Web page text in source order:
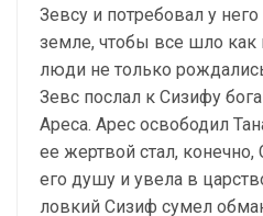
Зевсу и потребовал у
земле, чтобы все шло
люди не только
Зевс послал к Сизифу
Ареса. Арес освободил
ее жертвой стал, конечно,
его душу и увела в
ловкий Сизиф сумел